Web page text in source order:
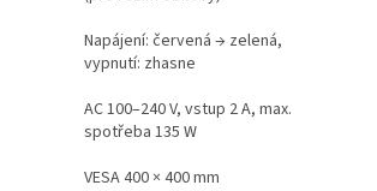
Napájení: červená → zelená,
vypnutí: zhasne
AC 100–240 V, vstup 2 A, max.
spotřeba 135 W
VESA 400 × 400 mm